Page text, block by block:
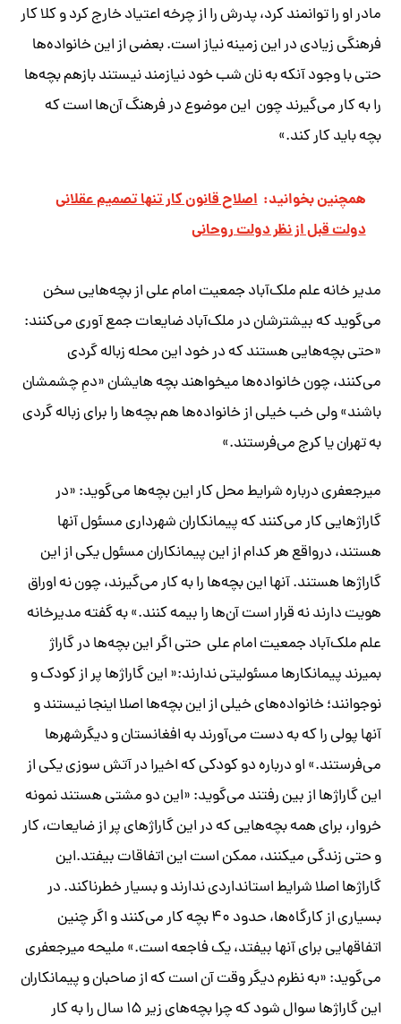
مادر او را توانمند کرد، پدرش را از چرخه اعتیاد خارج کرد و کلا کار
فرهنگی زیادی در این زمینه نیاز است. بعضی از این خانواده‌ها
حتی با وجود آنکه به نان شب خود نیازمند نیستند بازهم بچه‌ها
را به کار می‌گیرند چون این موضوع در فرهنگ آن‌ها است که
بچه باید کار کند.»
همچنین بخوانید: اصلاح قانون کار تنها تصمیم عقلانی
دولت قبل از نظر دولت روحانی
مدیر خانه علم ملک‌آباد جمعیت امام علی از بچه‌هایی سخن
می‌گوید که بیشترشان در ملک‌آباد ضایعات جمع آوری می‌کنند:
«حتی بچه‌هایی هستند که در خود این محله زباله گردی
می‌کنند، چون خانواده‌ها می‎خواهند بچه هایشان «دمِ چشمشان
باشند» ولی خب خیلی از خانواده‌ها هم بچه‌ها را برای زباله گردی
به تهران یا کرج می‌فرستند.»
میرجعفری درباره شرایط محل کار این بچه‌ها می‌گوید: «در
گاراژهایی کار می‌کنند که پیمانکاران شهرداری مسئول آنها
هستند، درواقع هر کدام از این پیمانکاران مسئول یکی از این
گاراژها هستند. آنها این بچه‌ها را به کار می‌گیرند، چون نه اوراق
هویت دارند نه قرار است آن‌ها را بیمه کنند.» به گفته مدیرخانه
علم ملک‌آباد جمعیت امام علی حتی اگر این بچه‌ها در گاراژ
بمیرند پیمانکارها مسئولیتی ندارند:« این گاراژها پر از کودک و
نوجوانند؛ خانواده‌های خیلی از این بچه‌ها اصلا اینجا نیستند و
آنها پولی را که به دست می‌آورند به افغانستان و دیگرشهرها
می‌فرستند.» او درباره دو کودکی که اخیرا در آتش سوزی یکی از
این گاراژها از بین رفتند می‌گوید: «این دو مشتی هستند نمونه
خروار، برای همه بچه‌هایی که در این گاراژهای پر از ضایعات، کار
و حتی زندگی می‎کنند، ممکن است این اتفاقات بیفتد.این
گاراژها اصلا شرایط استانداردی ندارند و بسیار خطرناکند. در
بسیاری از کارگاه‌ها، حدود ۴۰ بچه کار می‌کنند و اگر چنین
اتفاق‎هایی برای آنها بیفتد، یک فاجعه است.» ملیحه میرجعفری
می‌گوید: «به نظرم دیگر وقت آن است که از صاحبان و پیمانکاران
این گاراژها سوال شود که چرا بچه‌های زیر ۱۵ سال را به کار